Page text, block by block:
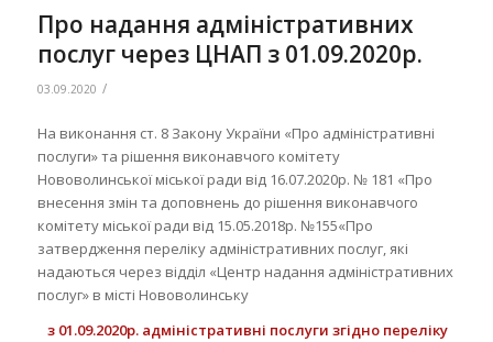
Про надання адміністративних
послуг через ЦНАП з 01.09.2020р.
03.09.2020 /
На виконання ст. 8 Закону України «Про адміністративні
послуги» та рішення виконавчого комітету
Нововолинської міської ради від 16.07.2020р. № 181 «Про
внесення змін та доповнень до рішення виконавчого
комітету міської ради від 15.05.2018р. №155«Про
затвердження переліку адміністративних послуг, які
надаються через відділ «Центр надання адміністративних
послуг» в місті Нововолинську
з 01.09.2020р. адміністративні послуги згідно переліку